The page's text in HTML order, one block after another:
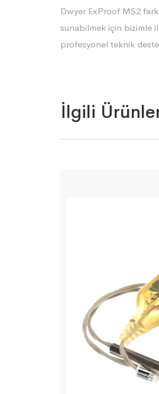
Dwyer ExProof MS2
sunabilmek için bizimle
profesyonel teknik
İlgili